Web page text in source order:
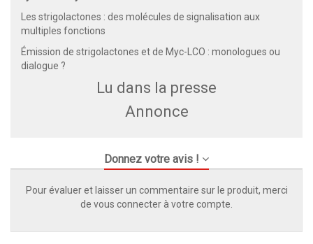
Les strigolactones : des molécules de signalisation aux
multiples fonctions
Émission de strigolactones et de Myc-LCO : monologues ou
dialogue ?
Lu dans la presse
Annonce
Donnez votre avis !
Pour évaluer et laisser un commentaire sur le produit, merci
de vous connecter à votre compte.